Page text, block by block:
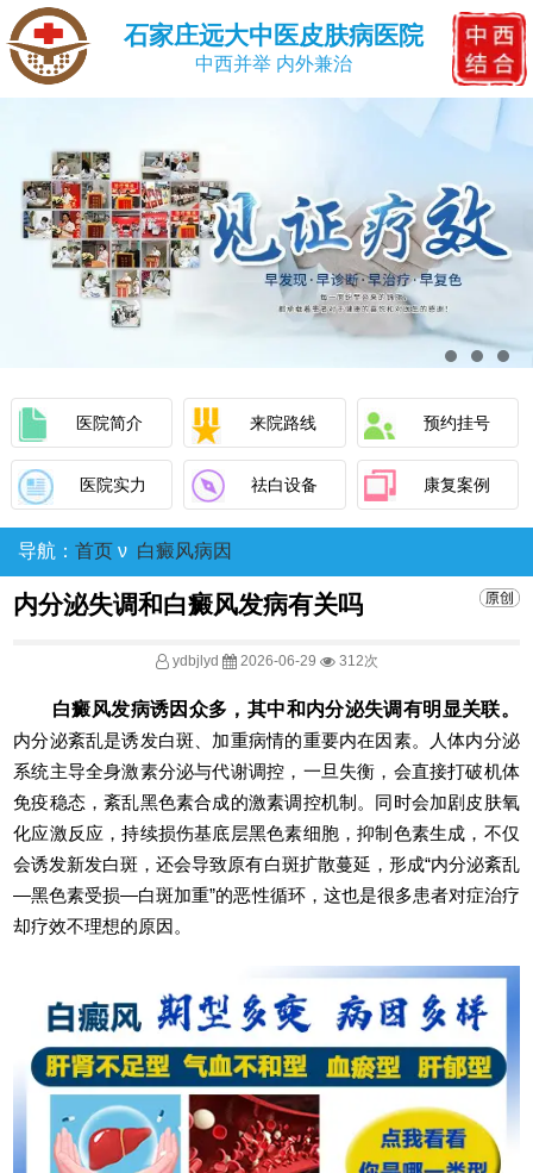
石家庄远大中医皮肤病医院
中西并举 内外兼治
医院简介 来院路线 预约挂号
医院实力 祛白设备 康复案例
导航： 首页 ν 白癜风病因
内分泌失调和白癜风发病有关吗
ydbjlyd 2026-06-29 312次
白癜风发病诱因众多，其中和内分泌失调有明显关联。
内分泌紊乱是诱发白斑、加重病情的重要内在因素。人体内分泌
系统主导全身激素分泌与代谢调控，一旦失衡，会直接打破机体
免疫稳态，紊乱黑色素合成的激素调控机制。同时会加剧皮肤氧
化应激反应，持续损伤基底层黑色素细胞，抑制色素生成，不仅
会诱发新发白斑，还会导致原有白斑扩散蔓延，形成“内分泌紊乱
—黑色素受损—白斑加重”的恶性循环，这也是很多患者对症治疗
却疗效不理想的原因。